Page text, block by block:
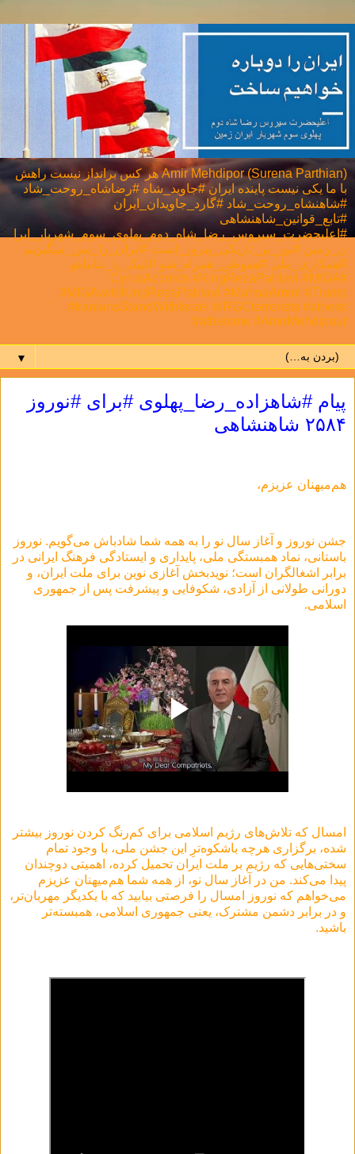
Amir Mehdipor (Surena Parthian) هر كس برانداز نيست راهش
با ما يكی نيست پاینده ایران #جاوید_شاه #رضاشاه_روحت_شاد
#شاهنشاه_روحت_شاد #گارد_جاویدان_ایران
#تابع_قوانین_شاهنشاهی
#اعلیحضرت_سیروس_رضا_شاه_دوم_پهلوی_سوم_شهریار_ایرا
ن_زمین #نور_بر_تاریکی_پیروز_است #ایران_را_پس_میگیریم
#همکاری_ملی⁩ #هموطن_همراه_شو #لبیک_یا_نتانیاهو
#CyrusAccords #KingRezaPahlavi #MIGA
#MIGAwithKingRezaPahlavi #MahsaAmini #Trump
#IraniansStandWithIsrael #IRGCterrorists #atheist
#atheisme #AmirMehdipour
▼
پیام #شاهزاده_رضا_پهلوی #برای #نوروز
۲۵۸۴ شاهنشاهی
هم‌میهنان عزیزم،
جشن نوروز و آغاز سال نو را به همه شما شادباش می‌گویم. نوروز
باستانی، نماد همبستگی ملی، پایداری و ایستادگی فرهنگ ایرانی در
برابر اشغالگران است؛ نویدبخش آغازی نوین برای ملت ایران، و
دورانی طولانی از آزادی، شکوفایی و پیشرفت پس از جمهوری
اسلامی.
امسال که تلاش‌های رژیم اسلامی برای کم‌رنگ کردن نوروز بیشتر
شده، برگزاری هرچه باشکوه‌ترِ این جشن ملی، با وجود تمام
سختی‌هایی که رژیم بر ملت ایران تحمیل کرده، اهمیتی دوچندان
پیدا می‌کند. من در آغاز سال نو، از همه شما هم‌میهنان عزیزم
می‌خواهم که نوروز امسال را فرصتی بیابید که با یکدیگر مهربان‌تر،
و در برابر دشمن مشترک، یعنی جمهوری اسلامی، همبسته‌تر
باشید.